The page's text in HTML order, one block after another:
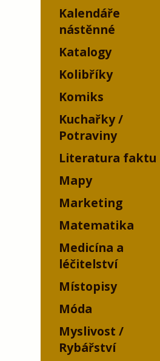
Kalendáře
nástěnné
Katalogy
Kolibříky
Komiks
Kuchařky /
Potraviny
Literatura faktu
Mapy
Marketing
Matematika
Medicína a
léčitelství
Místopisy
Móda
Myslivost /
Rybářství